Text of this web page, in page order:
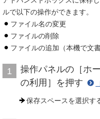
ルで以下の操作ができます。
ファイル名の変更
ファイルの削除
ファイルの追加（本機で文
1
操作パネルの［ホ
の利用］を押す
保存スペースを選択す